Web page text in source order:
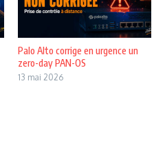
Palo Alto corrige en urgence un
zero-day PAN-OS
13 mai 2026